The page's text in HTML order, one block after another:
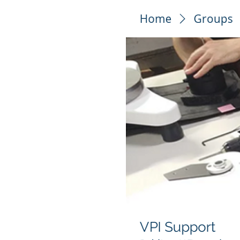
Home Groups
VPI Support